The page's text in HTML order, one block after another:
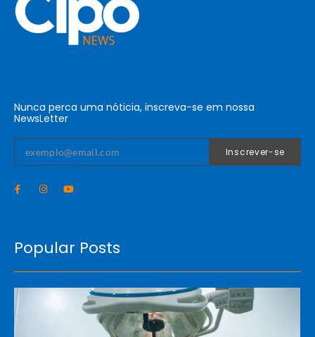
Nunca perca uma nóticia, inscreva-se em nossa
NewsLetter
Inscrever-se
Popular Posts